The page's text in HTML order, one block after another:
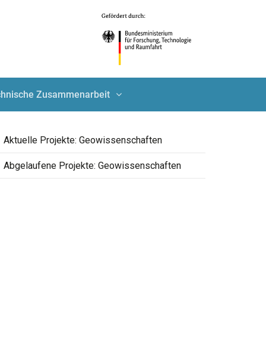
Zusammenarbeit
Aktuelle Projekte: Geowissenschaften
Abgelaufene Projekte: Geowissenschaften